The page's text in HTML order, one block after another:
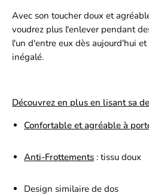
Avec son toucher doux et
voudrez plus l'enlever pendant
l'un d'entre eux dès aujourd'hui
inégalé.
Découvrez en plus en lisant sa
Confortable et agréable à
Anti-Frottements : tissu doux
Design similaire de dos